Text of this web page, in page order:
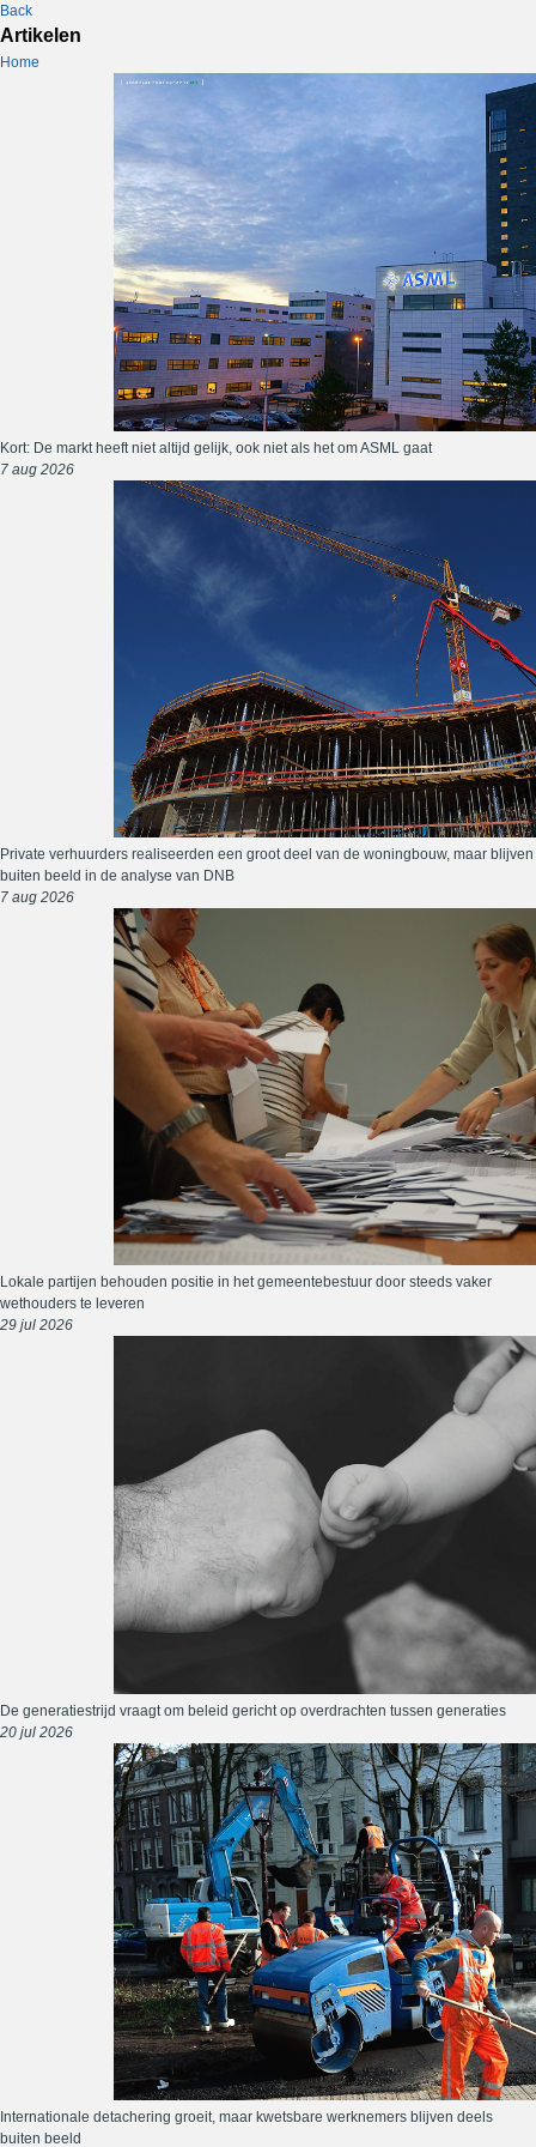
Back
Artikelen
Home
Kort: De markt heeft niet altijd gelijk, ook niet als het om ASML gaat
7 aug 2026
Private verhuurders realiseerden een groot deel van de woningbouw, maar blijven
buiten beeld in de analyse van DNB
7 aug 2026
Lokale partijen behouden positie in het gemeentebestuur door steeds vaker
wethouders te leveren
29 jul 2026
De generatiestrijd vraagt om beleid gericht op overdrachten tussen generaties
20 jul 2026
Internationale detachering groeit, maar kwetsbare werknemers blijven deels
buiten beeld